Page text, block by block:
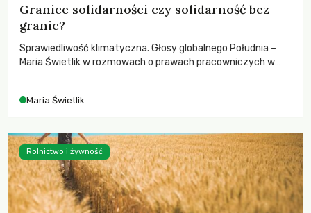
Granice solidarności czy solidarność bez
granic?
Sprawiedliwość klimatyczna. Głosy globalnego Południa –
Maria Świetlik w rozmowach o prawach pracowniczych w
Maria Świetlik
Rolnictwo i żywność